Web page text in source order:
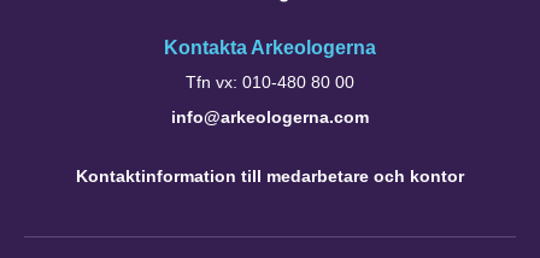
Kontakta Arkeologerna
Tfn vx: 010-480 80 00
info@arkeologerna.com
Kontaktinformation till medarbetare och kontor